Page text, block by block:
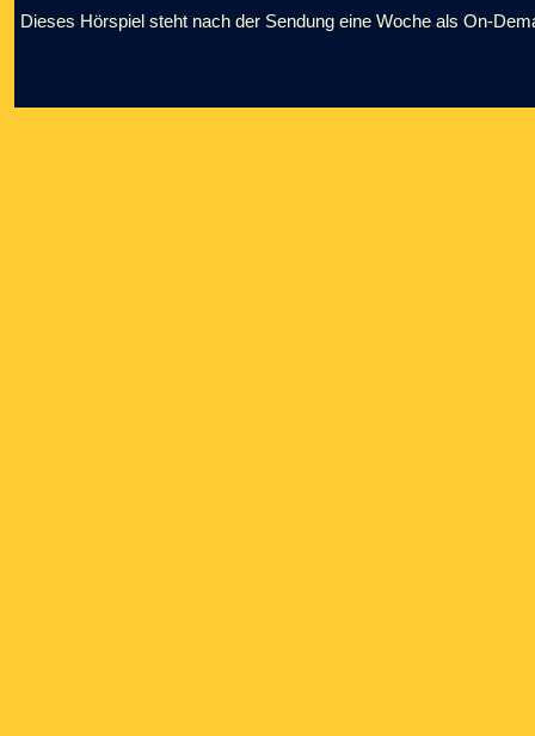
Dieses Hörspiel steht nach der Sendung eine Woche als On-